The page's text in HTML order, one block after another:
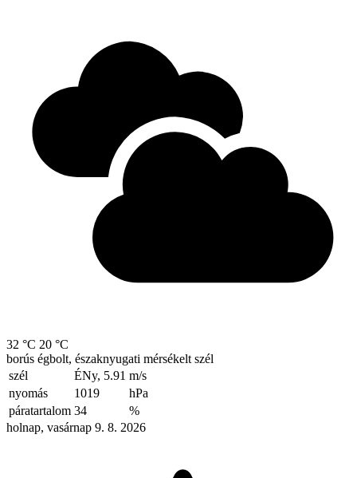
32 °C 20 °C
borús égbolt, északnyugati mérsékelt szél
szél
ÉNy, 5.91 m/s
nyomás
1019
hPa
páratartalom 34
%
holnap, vasárnap 9. 8. 2026